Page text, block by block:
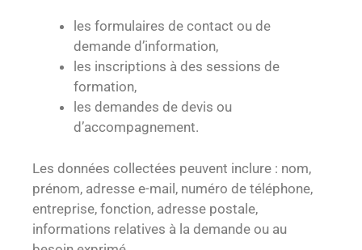
les formulaires de contact ou de
demande d’information,
les inscriptions à des sessions de
formation,
les demandes de devis ou
d’accompagnement.
Les données collectées peuvent inclure : nom,
prénom, adresse e-mail, numéro de téléphone,
entreprise, fonction, adresse postale,
informations relatives à la demande ou au